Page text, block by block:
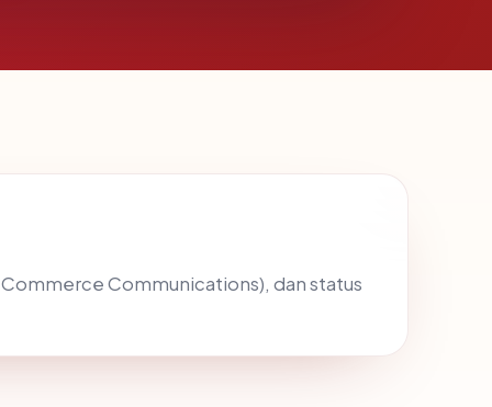
Communications), dan status